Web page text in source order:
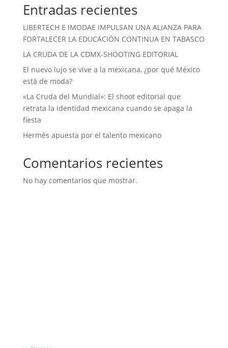
Entradas recientes
LIBERTECH E IMODAE IMPULSAN UNA ALIANZA PARA
FORTALECER LA EDUCACIÓN CONTINUA EN TABASCO
LA CRUDA DE LA CDMX-SHOOTING EDITORIAL
El nuevo lujo se vive a la mexicana, ¿por qué México
está de moda?
«La Cruda del Mundial»: El shoot editorial que
retrata la identidad mexicana cuando se apaga la
fiesta
Hermès apuesta por el talento mexicano
Comentarios recientes
No hay comentarios que mostrar.